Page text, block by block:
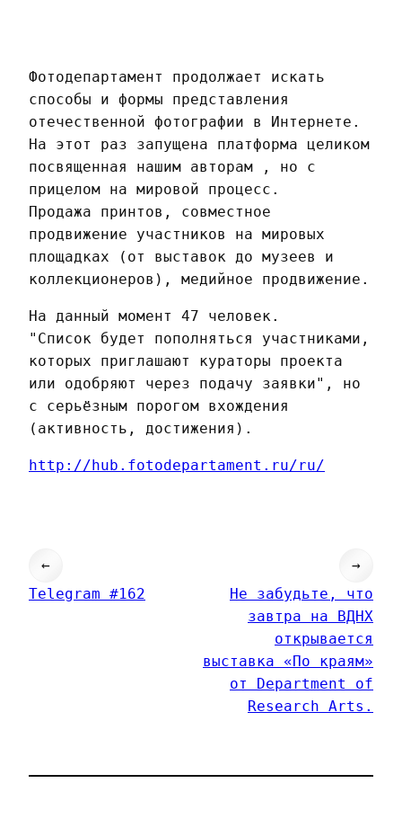
Фотодепартамент продолжает искать
способы и формы представления
отечественной фотографии в Интернете.
На этот раз запущена платформа целиком
посвященная нашим авторам , но с
прицелом на мировой процесс.
Продажа принтов, совместное
продвижение участников на мировых
площадках (от выставок до музеев и
коллекционеров), медийное продвижение.
На данный момент 47 человек.
"Cписок будет пополняться участниками,
которых приглашают кураторы проекта
или одобряют через подачу заявки", но
с серьёзным порогом вхождения
(активность, достижения).
http://hub.fotodepartament.ru/ru/
←
Telegram #162
Не забудьте, что
завтра на ВДНХ
открывается
выставка «По краям»
от Department of
Research Arts.
→